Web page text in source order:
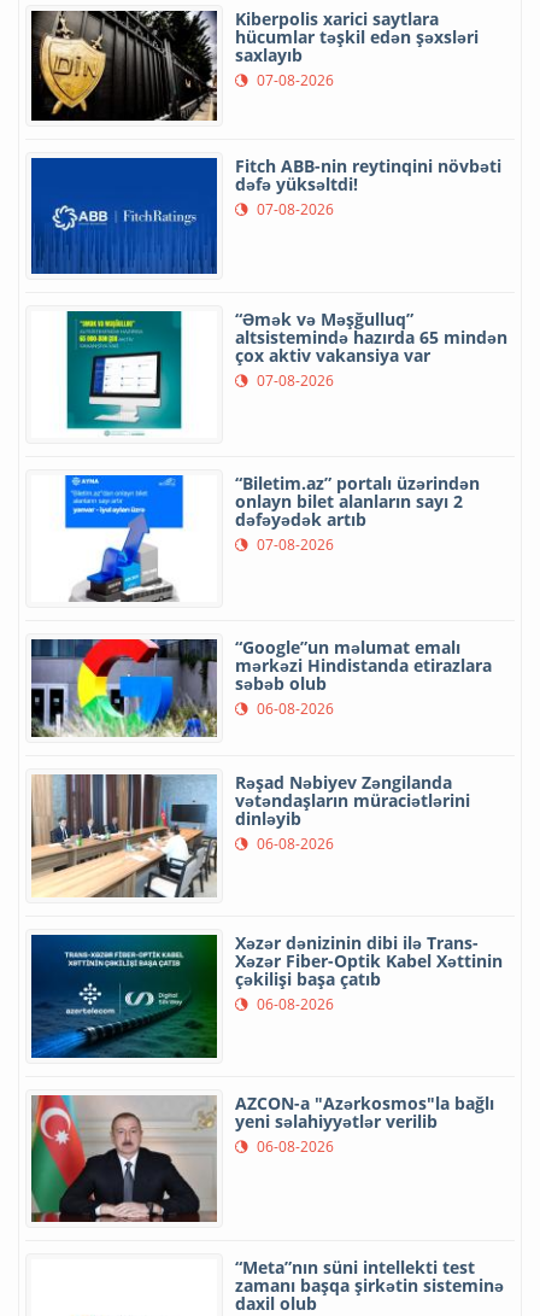
Kiberpolis xarici saytlara
hücumlar təşkil edən şəxsləri
saxlayıb
07-08-2026
Fitch ABB-nin reytinqini növbəti
dəfə yüksəltdi!
07-08-2026
“Əmək və Məşğulluq”
altsistemində hazırda 65 mindən
çox aktiv vakansiya var
07-08-2026
“Biletim.az” portalı üzərindən
onlayn bilet alanların sayı 2
dəfəyədək artıb
07-08-2026
“Google”un məlumat emalı
mərkəzi Hindistanda etirazlara
səbəb olub
06-08-2026
Rəşad Nəbiyev Zəngilanda
vətəndaşların müraciətlərini
dinləyib
06-08-2026
Xəzər dənizinin dibi ilə Trans-
Xəzər Fiber-Optik Kabel Xəttinin
çəkilişi başa çatıb
06-08-2026
AZCON-a "Azərkosmos"la bağlı
yeni səlahiyyətlər verilib
06-08-2026
“Meta”nın süni intellekti test
zamanı başqa şirkətin sisteminə
daxil olub